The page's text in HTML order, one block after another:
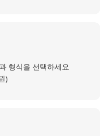
형식을 선택하세요
)